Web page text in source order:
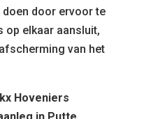
door ervoor te
op elkaar aansluit,
van het
Hoveniers